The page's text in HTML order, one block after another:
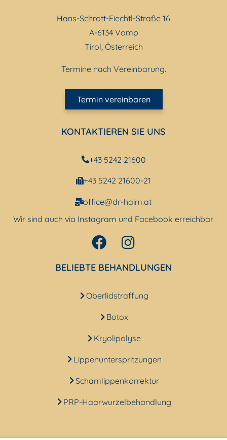
Hans-Schrott-Fiechtl-Straße 16
A-6134 Vomp
Tirol, Österreich
Termine nach Vereinbarung.
Termin vereinbaren
KONTAKTIEREN SIE UNS
+43 5242 21600
+43 5242 21600-21
office@dr-haim.at
Wir sind auch via Instagram und Facebook erreichbar.
BELIEBTE BEHANDLUNGEN
Oberlidstraffung
Botox
Kryolipolyse
Lippenunterspritzungen
Schamlippenkorrektur
PRP-Haarwurzelbehandlung